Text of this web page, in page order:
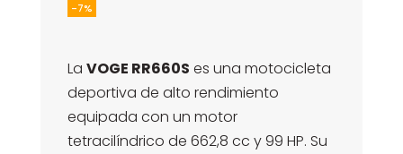
$9.090.000.
$8.490.000.
-7%
La VOGE RR660S es una motocicleta
deportiva de alto rendimiento
equipada con un motor
tetracilíndrico de 662,8 cc y 99 HP. Su